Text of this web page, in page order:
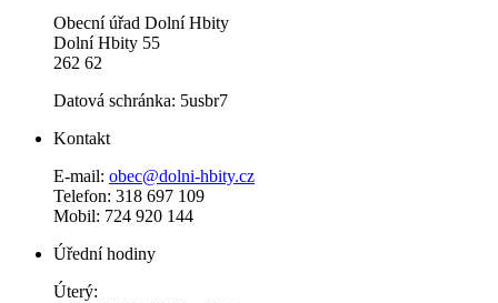
Obecní úřad Dolní Hbity
Dolní Hbity 55
262 62
Datová schránka: 5usbr7
Kontakt
E-mail: obec@dolni-hbity.cz
Telefon: 318 697 109
Mobil: 724 920 144
Úřední hodiny
Úterý: